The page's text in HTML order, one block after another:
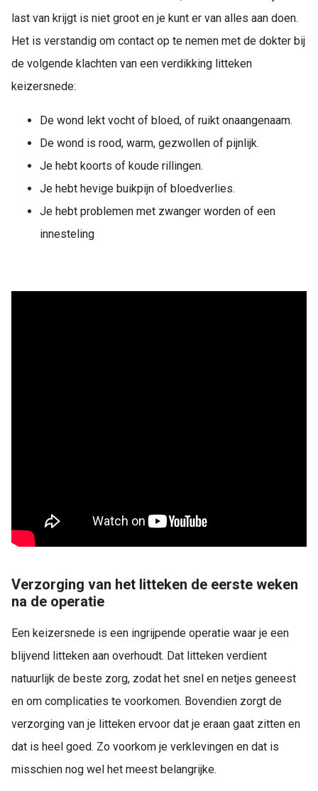
last van krijgt is niet groot en je kunt er van alles aan doen.
Het is verstandig om contact op te nemen met de dokter bij
de volgende klachten van een verdikking litteken
keizersnede:
De wond lekt vocht of bloed, of ruikt onaangenaam.
De wond is rood, warm, gezwollen of pijnlijk.
Je hebt koorts of koude rillingen.
Je hebt hevige buikpijn of bloedverlies.
Je hebt problemen met zwanger worden of een
innesteling
Verzorging van het litteken de eerste weken
na de operatie
Een keizersnede is een ingrijpende operatie waar je een
blijvend litteken aan overhoudt. Dat litteken verdient
natuurlijk de beste zorg, zodat het snel en netjes geneest
en om complicaties te voorkomen. Bovendien zorgt de
verzorging van je litteken ervoor dat je eraan gaat zitten en
dat is heel goed. Zo voorkom je verklevingen en dat is
misschien nog wel het meest belangrijke.